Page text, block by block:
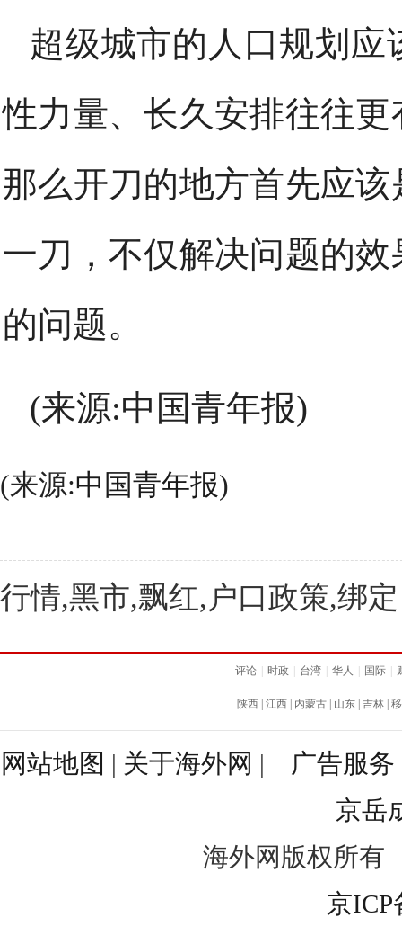
超级城市的人口规划
性力量、长久安排往往
那么开刀的地方首先应
一刀，不仅解决问题的
的问题。
(来源:中国青年报)
(来源:中国青年报)
行情,黑市,飘红,户口政策,绑定
评论 时政 台湾 华人 国际
陕西 江西 内蒙古 山东 吉林
网站地图 | 关于海外网 | 广告服务
京岳
海外网版权所有
京ICP